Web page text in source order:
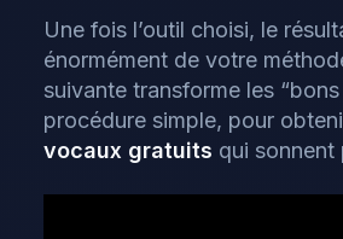
Une fois l’outil choisi, le
énormément de votre
suivante transforme les
procédure simple, pour
vocaux gratuits qui sonnent